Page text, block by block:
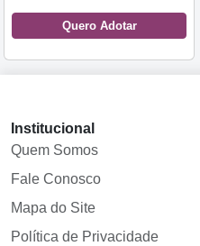
Quero Adotar
Institucional
Quem Somos
Fale Conosco
Mapa do Site
Política de Privacidade